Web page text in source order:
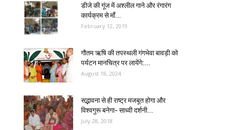
डीजे की गूंज में अश्लील गाने और रंगारंग
कार्यक्रम से माँ...
February 12, 2019
गौतम ऋषि की तपस्थली गंगभेवा बावड़ी को
पर्यटन मानचित्र पर लायेंगे:...
August 18, 2024
सद्भावना से ही राष्ट्र मजबूत होगा और
विश्वगुरू बनेगा- साध्वी दर्शनी...
July 28, 2018